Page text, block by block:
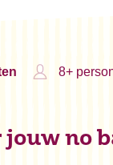
8+
jouw no